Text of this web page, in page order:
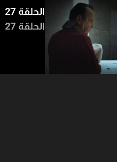
الحلقة 27
الحلقة 27